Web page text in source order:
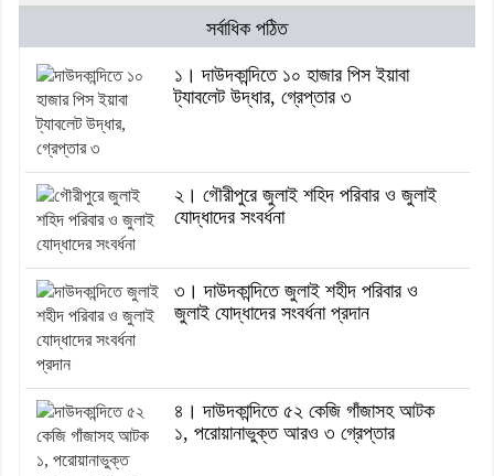
সর্বাধিক পঠিত
১। দাউদকান্দিতে ১০ হাজার পিস ইয়াবা
ট্যাবলেট উদ্ধার, গ্রেপ্তার ৩
২। গৌরীপুরে জুলাই শহিদ পরিবার ও জুলাই
যোদ্ধাদের সংবর্ধনা
৩। দাউদকান্দিতে জুলাই শহীদ পরিবার ও
জুলাই যোদ্ধাদের সংবর্ধনা প্রদান
৪। দাউদকান্দিতে ৫২ কেজি গাঁজাসহ আটক
১, পরোয়ানাভুক্ত আরও ৩ গ্রেপ্তার